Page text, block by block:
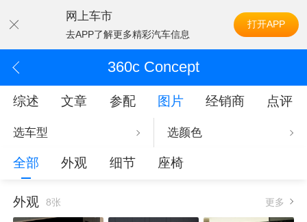
网上车市
去APP了解更多精彩汽车信息
打开APP
360c Concept
综述 文章 参配 图片 经销商 点评
选车型 选颜色
全部 外观 细节 座椅
外观 8张 更多